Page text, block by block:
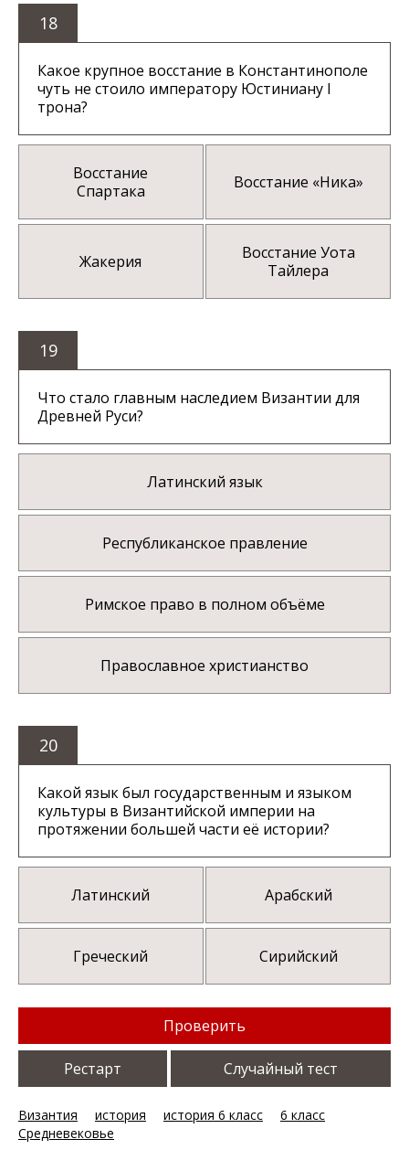
18
Какое крупное восстание в Константинополе
чуть не стоило императору Юстиниану I
трона?
Восстание
Спартака
Восстание «Ника»
Жакерия
Восстание Уота
Тайлера
19
Что стало главным наследием Византии для
Древней Руси?
Латинский язык
Республиканское правление
Римское право в полном объёме
Православное христианство
20
Какой язык был государственным и языком
культуры в Византийской империи на
протяжении большей части её истории?
Латинский Арабский
Греческий Сирийский
Проверить
Рестарт Случайный тест
Византия история история 6 класс
6 класс
Средневековье